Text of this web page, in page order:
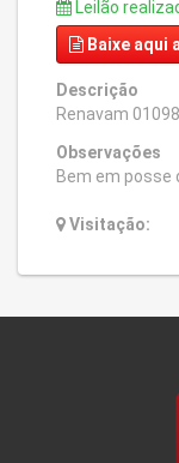
Leilão
Baixe aqui
Descrição
Renavam
Observações
Bem em posse
Visitação: